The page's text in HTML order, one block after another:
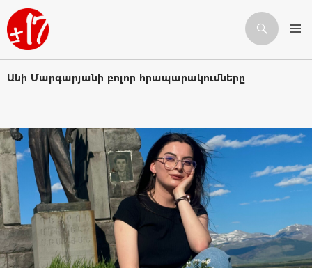
Որոնում
ԱՆՑՆԵԼ ԲՈՎԱՆԴԱԿՈՒԹՅԱՆԸ
Անի Մարգարյանի բոլոր հրապարակումները